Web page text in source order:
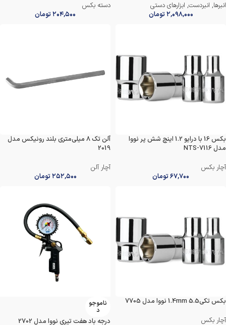
انبرها, انبردست, ابزارهای دستی
۲,۰۹۸,۰۰۰تومان
دسته بکس
۲۰۴,۵۰۰تومان
بکس 16 با درایو 1.2 اینچ شش پر نووا
مدل NTS-7116
آچار بکس
۶۷,۷۰۰تومان
آلن تک 8 میلی‌متری بلند رونیکس مدل
2019
آچار آلن
۲۵۲,۵۰۰تومان
بکس تکی1.4mm 5.5 نووا مدل 7705
آچار بکس
ناموجو
د
درجه باد هفت تیری نووا مدل 2702